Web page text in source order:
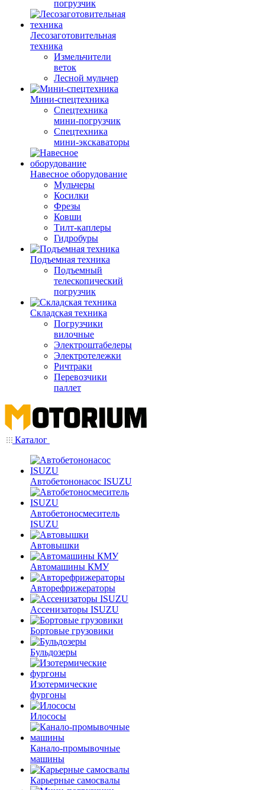
погрузчик
Лесозаготовительная
техника
Измельчители
веток
Лесной мульчер
Мини-спецтехника
Спецтехника
мини-погрузчик
Спецтехника
мини-экскаваторы
Навесное оборудование
Мульчеры
Косилки
Фрезы
Ковши
Тилт-каплеры
Гидробуры
Подъемная техника
Подъемный
телескопический
погрузчик
Складская техника
Погрузчики
вилочные
Электроштабелеры
Электротележки
Ричтраки
Перевозчики
паллет
Каталог
Автобетононасос ISUZU
Автобетоносмеситель
ISUZU
Автовышки
Автомашины КМУ
Авторефрижераторы
Ассенизаторы ISUZU
Бортовые грузовики
Бульдозеры
Изотермические
фургоны
Илососы
Канало-промывочные
машины
Карьерные самосвалы